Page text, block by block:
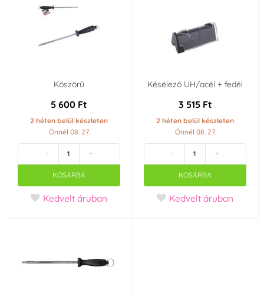
Köszörű
5 600 Ft
2 héten belül készleten
Önnél 08. 27.
- +
KOSÁRBA
Kedvelt áruban
Késélező UH/acél + fedél
3 515 Ft
2 héten belül készleten
Önnél 08. 27.
- +
KOSÁRBA
Kedvelt áruban